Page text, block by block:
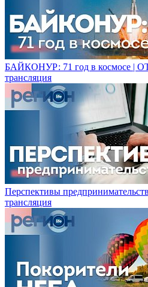
БАЙКОНУР: 71 год в космосе |
трансляция
Перспективы
трансляция